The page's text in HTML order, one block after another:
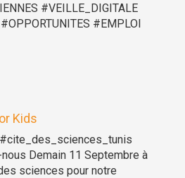
#VEILLE_DIGITALE
#EMPLOI
Kids
Demain 11 Septembre à
sciences pour notre